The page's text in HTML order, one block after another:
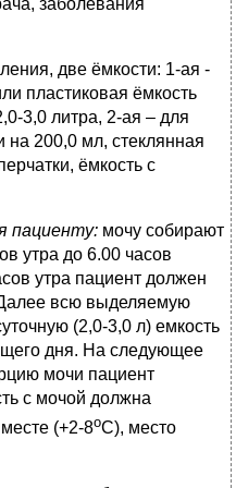
заболевания
две ёмкости: 1-ая -
пластиковая ёмкость
3,0 литра, 2-ая – для
на 200,0 мл, стеклянная
ёмкость с
пациенту: мочу собирают
утра до 6.00 часов
утра пациент должен
всю выделяемую
(2,0-3,0 л) емкость
дня. На следующее
мочи пациент
с мочой должна
(+2-8оС), место